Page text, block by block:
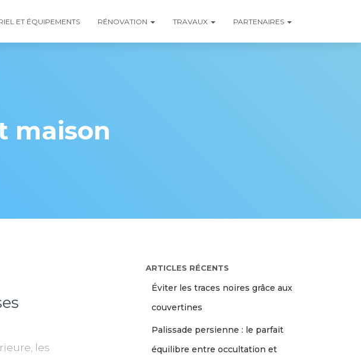
ET ÉQUIPEMENTS RÉNOVATION TRAVAUX PARTENAIRES
maison
les
ARTICLES RÉCENTS
Éviter les traces noires grâce aux
couvertines
Palissade persienne : le parfait
équilibre entre occultation et